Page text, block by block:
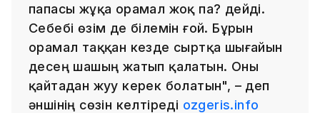
папасы жұқа орамал жоқ па? дейді.
Себебі өзім де білемін ғой. Бұрын
орамал таққан кезде сыртқа шығайын
десең шашың жатып қалатын. Оны
қайтадан жуу керек болатын", – деп
әншінің сөзін келтіреді ozgeris.info